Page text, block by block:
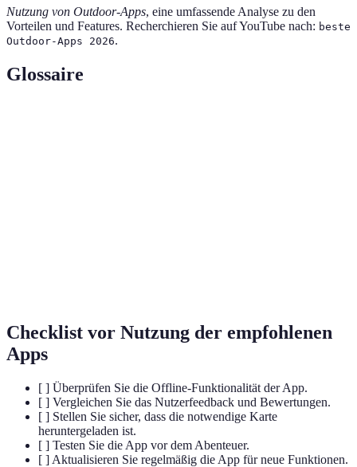
Nutzung von Outdoor-Apps, eine umfassende Analyse zu den
Vorteilen und Features. Recherchieren Sie auf YouTube nach: beste
Outdoor-Apps 2026.
Glossaire
Checklist vor Nutzung der empfohlenen
Apps
[ ] Überprüfen Sie die Offline-Funktionalität der App.
[ ] Vergleichen Sie das Nutzerfeedback und Bewertungen.
[ ] Stellen Sie sicher, dass die notwendige Karte
heruntergeladen ist.
[ ] Testen Sie die App vor dem Abenteuer.
[ ] Aktualisieren Sie regelmäßig die App für neue Funktionen.